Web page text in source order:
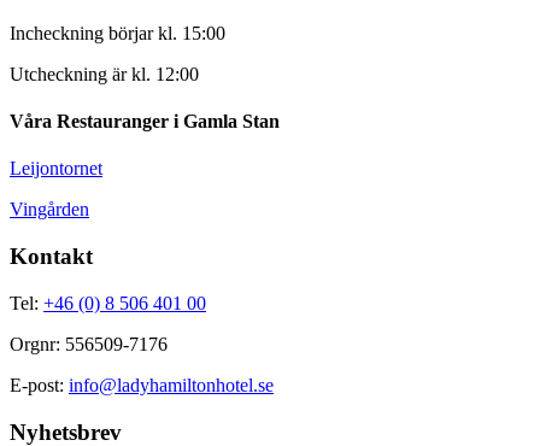
Incheckning börjar kl. 15:00
Utcheckning är kl. 12:00
Våra Restauranger i Gamla Stan
Leijontornet
Vingården
Kontakt
Tel: +46 (0) 8 506 401 00
Orgnr: 556509-7176
E-post: info@ladyhamiltonhotel.se
Nyhetsbrev